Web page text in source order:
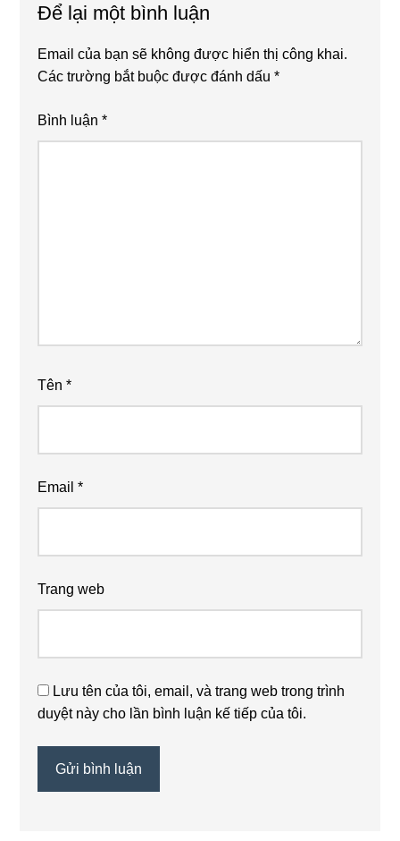
Để lại một bình luận
Email của bạn sẽ không được hiển thị công khai.
Các trường bắt buộc được đánh dấu*
Bình luận*
Tên*
Email*
Trang web
Lưu tên của tôi, email, và trang web trong trình
duyệt này cho lần bình luận kế tiếp của tôi.